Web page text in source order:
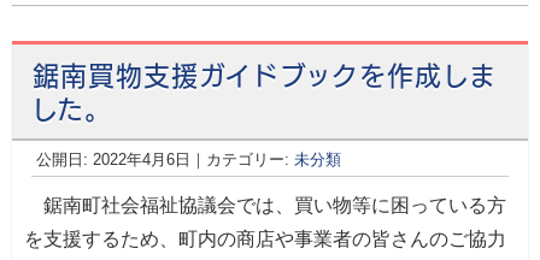
鋸南買物支援ガイドブックを作成しま
した。
公開日: 2022年4月6日 （ 2022年4月6日更新）
｜カテゴリー: 未分類
鋸南町社会福祉協議会では、買い物等に困っている方
を支援するため、町内の商店や事業者の皆さんのご協力